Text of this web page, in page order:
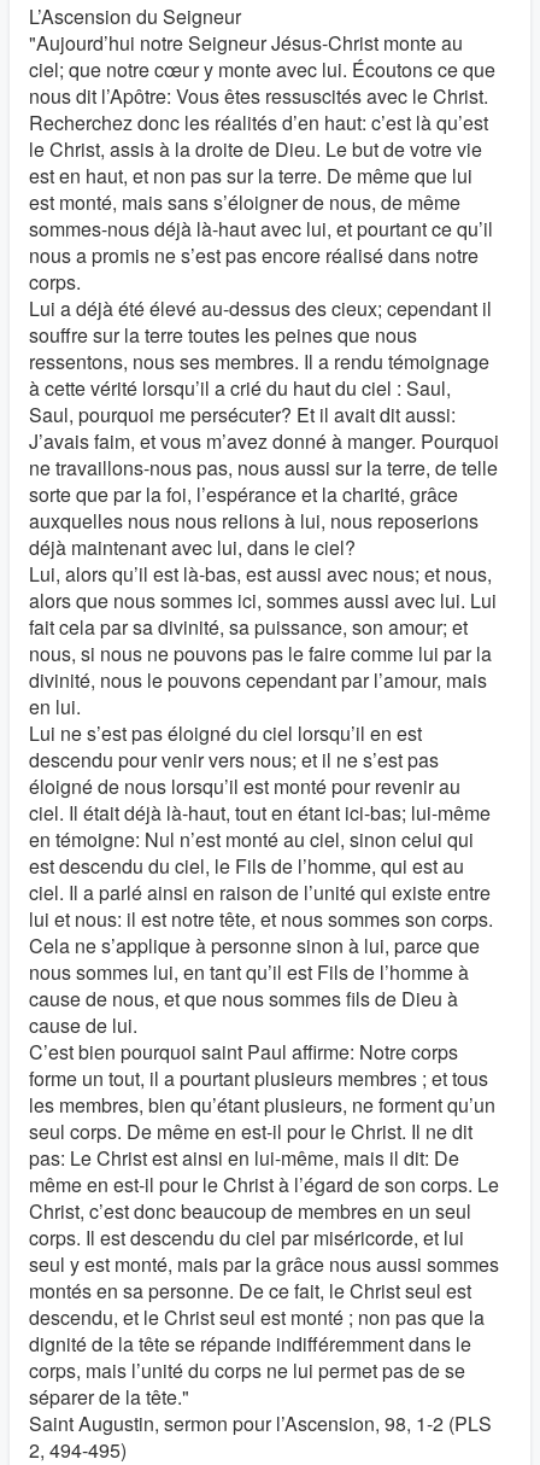
L’Ascension du Seigneur
"Aujourd’hui notre Seigneur Jésus-Christ monte au
ciel; que notre cœur y monte avec lui. Écoutons ce que
nous dit l’Apôtre: Vous êtes ressuscités avec le Christ.
Recherchez donc les réalités d’en haut: c’est là qu’est
le Christ, assis à la droite de Dieu. Le but de votre vie
est en haut, et non pas sur la terre. De même que lui
est monté, mais sans s’éloigner de nous, de même
sommes-nous déjà là-haut avec lui, et pourtant ce qu’il
nous a promis ne s’est pas encore réalisé dans notre
corps.
Lui a déjà été élevé au-dessus des cieux; cependant il
souffre sur la terre toutes les peines que nous
ressentons, nous ses membres. Il a rendu témoignage
à cette vérité lorsqu’il a crié du haut du ciel : Saul,
Saul, pourquoi me persécuter? Et il avait dit aussi:
J’avais faim, et vous m’avez donné à manger. Pourquoi
ne travaillons-nous pas, nous aussi sur la terre, de telle
sorte que par la foi, l’espérance et la charité, grâce
auxquelles nous nous relions à lui, nous reposerions
déjà maintenant avec lui, dans le ciel?
Lui, alors qu’il est là-bas, est aussi avec nous; et nous,
alors que nous sommes ici, sommes aussi avec lui. Lui
fait cela par sa divinité, sa puissance, son amour; et
nous, si nous ne pouvons pas le faire comme lui par la
divinité, nous le pouvons cependant par l’amour, mais
en lui.
Lui ne s’est pas éloigné du ciel lorsqu’il en est
descendu pour venir vers nous; et il ne s’est pas
éloigné de nous lorsqu’il est monté pour revenir au
ciel. Il était déjà là-haut, tout en étant ici-bas; lui-même
en témoigne: Nul n’est monté au ciel, sinon celui qui
est descendu du ciel, le Fils de l’homme, qui est au
ciel. Il a parlé ainsi en raison de l’unité qui existe entre
lui et nous: il est notre tête, et nous sommes son corps.
Cela ne s’applique à personne sinon à lui, parce que
nous sommes lui, en tant qu’il est Fils de l’homme à
cause de nous, et que nous sommes fils de Dieu à
cause de lui.
C’est bien pourquoi saint Paul affirme: Notre corps
forme un tout, il a pourtant plusieurs membres ; et tous
les membres, bien qu’étant plusieurs, ne forment qu’un
seul corps. De même en est-il pour le Christ. Il ne dit
pas: Le Christ est ainsi en lui-même, mais il dit: De
même en est-il pour le Christ à l’égard de son corps. Le
Christ, c’est donc beaucoup de membres en un seul
corps. Il est descendu du ciel par miséricorde, et lui
seul y est monté, mais par la grâce nous aussi sommes
montés en sa personne. De ce fait, le Christ seul est
descendu, et le Christ seul est monté ; non pas que la
dignité de la tête se répande indifféremment dans le
corps, mais l’unité du corps ne lui permet pas de se
séparer de la tête."
Saint Augustin, sermon pour l’Ascension, 98, 1-2 (PLS
2, 494-495)